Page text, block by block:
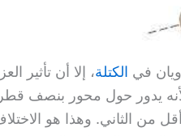
في الكتلة، إلا أن تأثير
يدور حول محور بنصف قطر
من الثاني. وهذا هو